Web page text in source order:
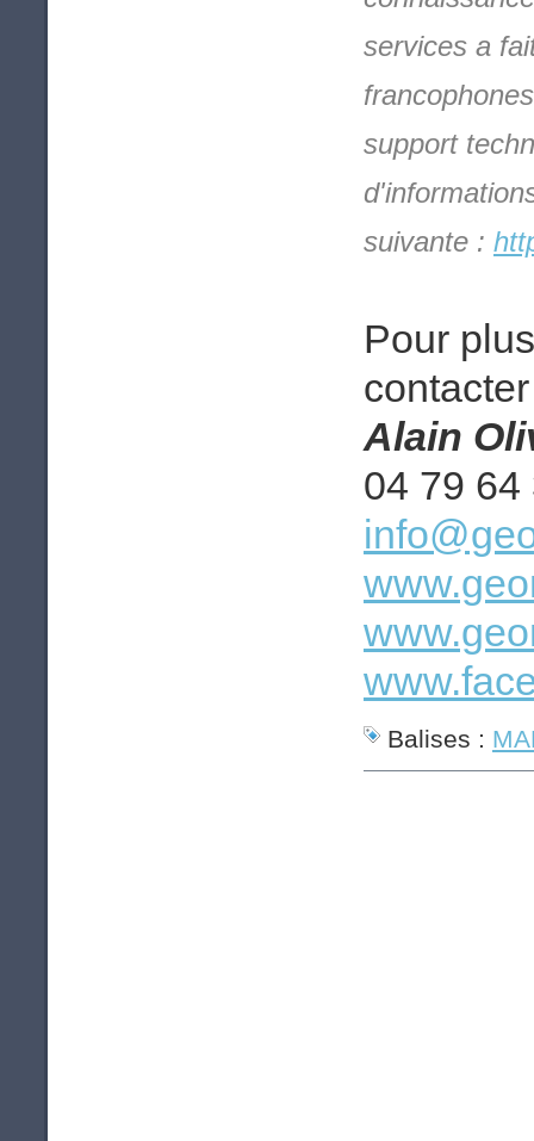
services a
support
suivante :
Pour
Alain
04 79 64
Balises :